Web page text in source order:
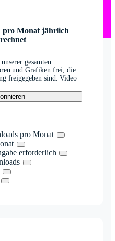
pro Monat jährlich
gesamten
und Grafiken frei, die
freigegeben sind. Video
pro Monat
erforderlich